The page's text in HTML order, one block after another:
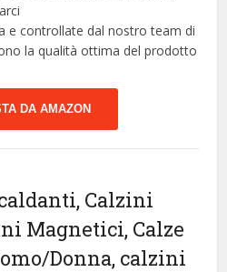
e controllate dal nostro team di
la qualità ottima del prodotto
DA AMAZON
Calzini
Magnetici, Calze
Donna, calzini